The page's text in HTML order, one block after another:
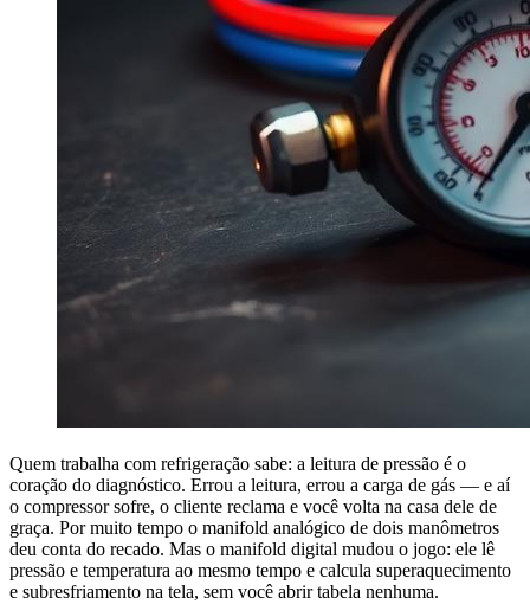
Quem trabalha com refrigeração sabe: a leitura de pressão é o
coração do diagnóstico. Errou a leitura, errou a carga de gás — e aí
o compressor sofre, o cliente reclama e você volta na casa dele de
graça. Por muito tempo o manifold analógico de dois manômetros
deu conta do recado. Mas o manifold digital mudou o jogo: ele lê
pressão e temperatura ao mesmo tempo e calcula superaquecimento
e subresfriamento na tela, sem você abrir tabela nenhuma.